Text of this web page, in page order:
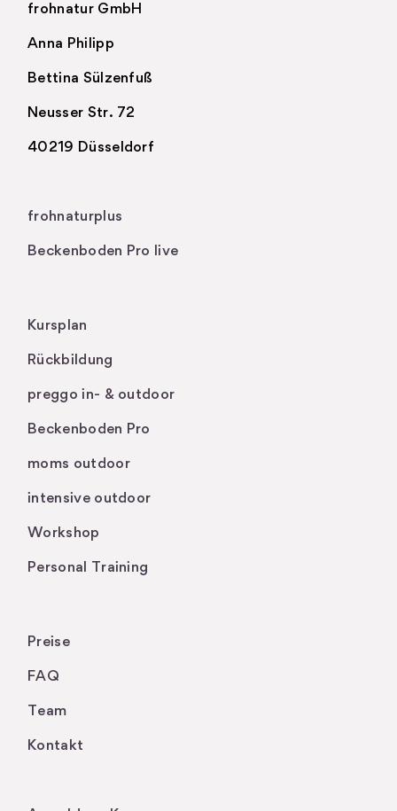
frohnatur GmbH
Anna Philipp
Bettina Sülzenfuß
Neusser Str. 72
40219 Düsseldorf
frohnaturplus
Beckenboden Pro live
Kursplan
Rückbildung
preggo in- & outdoor
Beckenboden Pro
moms outdoor
intensive outdoor
Workshop
Personal Training
Preise
FAQ
Team
Kontakt